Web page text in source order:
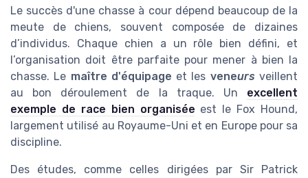
Le succès d'une chasse à cour dépend beaucoup de la
meute de chiens, souvent composée de dizaines
d’individus. Chaque chien a un rôle bien défini, et
l’organisation doit être parfaite pour mener à bien la
chasse. Le maître d'équipage et les veneurs veillent
au bon déroulement de la traque. Un excellent
exemple de race bien organisée est le Fox Hound,
largement utilisé au Royaume-Uni et en Europe pour sa
discipline.
Des études, comme celles dirigées par Sir Patrick